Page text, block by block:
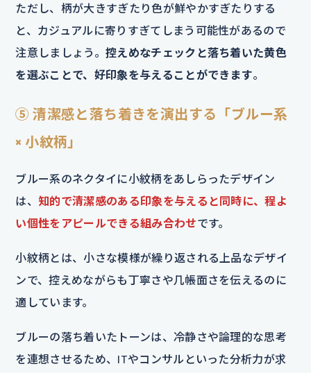
ただし、柄が大きすぎたり色が鮮やかすぎたりする
と、カジュアルに寄りすぎてしまう可能性があるので
注意しましょう。 控えめなチェックと落ち着いた黄色
を選ぶことで、好印象を与えることができます。
⑤ 清潔感と落ち着きを演出する「ブルー系
× 小紋柄」
ブルー系のネクタイに小紋柄をあしらったデザイン
は、 知的で清潔感のある印象を与えると同時に、程よ
い個性をアピールできる組み合わせです。
小紋柄とは、小さな模様が繰り返される上品なデザイ
ンで、控えめながらも丁寧さや几帳面さを伝えるのに
適しています。
ブルーの落ち着いたトーンは、冷静さや論理的な思考
を連想させるため、ITやコンサルといった分析力が求